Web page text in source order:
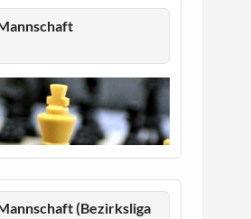
(Bezirksliga